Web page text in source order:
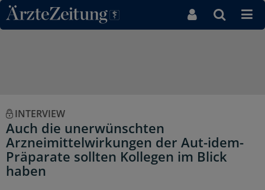
Direkt zum Inhaltsbereich
INTERVIEW
Auch die unerwünschten
Arzneimittelwirkungen der Aut-idem-
Präparate sollten Kollegen im Blick
haben